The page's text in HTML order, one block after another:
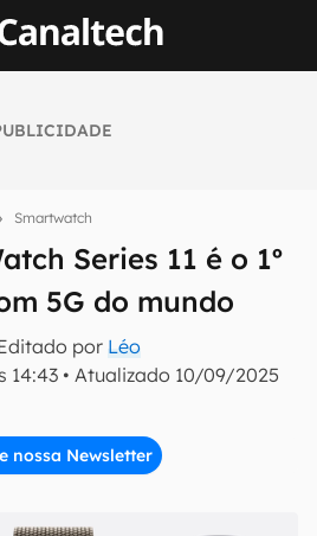
Smartwatch
Series 11 é o 1º
5G do mundo
por Léo
14:43 • Atualizado 10/09/2025
nossa Newsletter
tecnologia em primeira
e concordo com os